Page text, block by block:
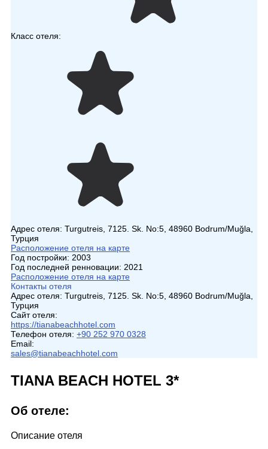
Класс отеля:
Адрес отеля: Turgutreis, 7125. Sk. No:5, 48960 Bodrum/Muğla,
Турция
Расположение отеля на карте
Год постройки: 2003
Год последней ренновации: 2021
Расположение отеля на карте
Контакты отеля
Адрес отеля: Turgutreis, 7125. Sk. No:5, 48960 Bodrum/Muğla,
Турция
Сайт отеля:
https://tianabeachhotel.com
Телефон отеля: +90 252 970 0328
Email:
sales@tianabeachhotel.com
TIANA BEACH HOTEL 3*
Об отеле:
Описание отеля